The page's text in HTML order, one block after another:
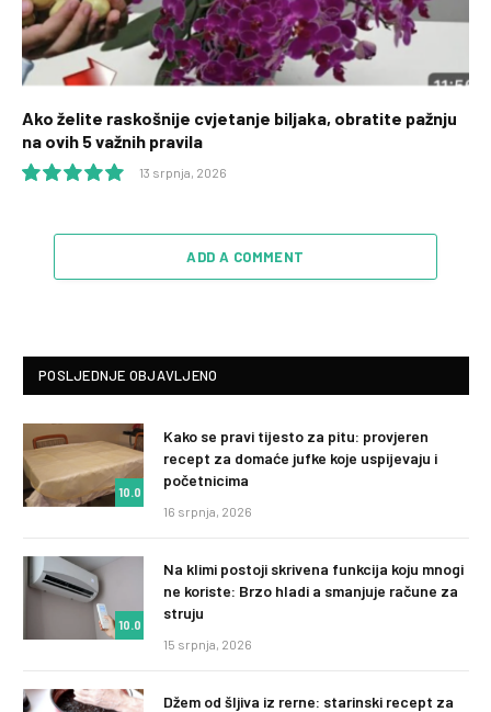
Ako želite raskošnije cvjetanje biljaka, obratite pažnju
na ovih 5 važnih pravila
13 srpnja, 2026
ADD A COMMENT
POSLJEDNJE OBJAVLJENO
10.0
Kako se pravi tijesto za pitu: provjeren
recept za domaće jufke koje uspijevaju i
početnicima
16 srpnja, 2026
10.0
Na klimi postoji skrivena funkcija koju mnogi
ne koriste: Brzo hladi a smanjuje račune za
struju
15 srpnja, 2026
Džem od šljiva iz rerne: starinski recept za